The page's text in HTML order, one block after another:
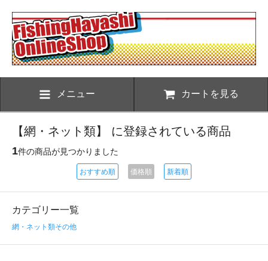
メニュー カートを見る
【網・ネット類】 に登録されている商品
1件の商品が見つかりました
おすすめ順 価格順 新着順
カテゴリー一覧
網・ネット類その他